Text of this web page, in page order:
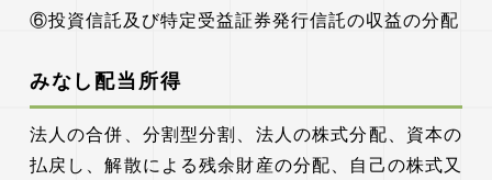
⑥投資信託及び特定受益証券発行信託の収益の分配
みなし配当所得
法人の合併、分割型分割、法人の株式分配、資本の
払戻し、解散による残余財産の分配、自己の株式又